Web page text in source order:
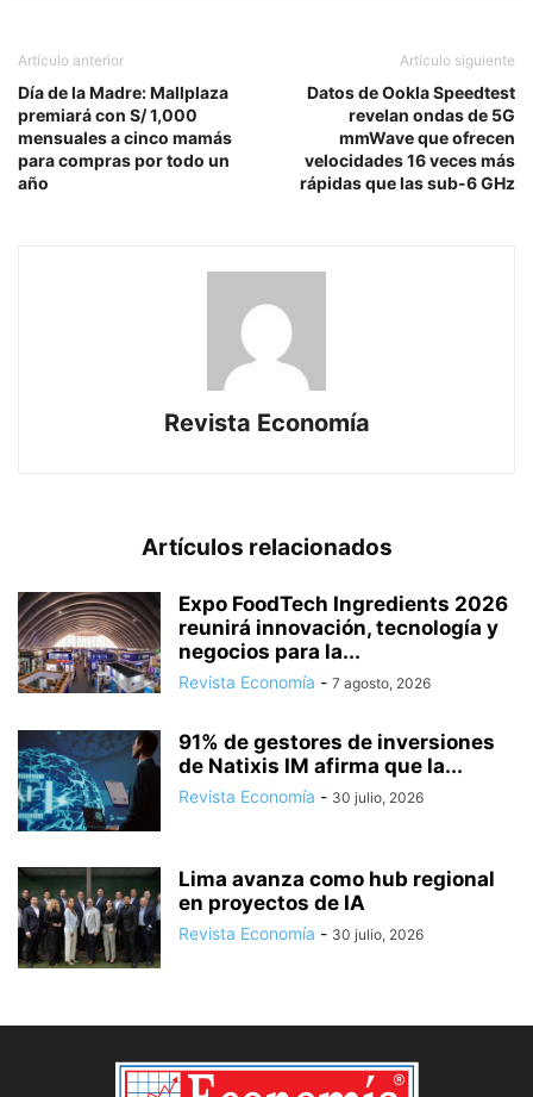
Artículo anterior
Día de la Madre: Mallplaza
premiará con S/ 1,000
mensuales a cinco mamás
para compras por todo un
año
Artículo siguiente
Datos de Ookla Speedtest
revelan ondas de 5G
mmWave que ofrecen
velocidades 16 veces más
rápidas que las sub-6 GHz
Revista Economía
Artículos relacionados
Expo FoodTech Ingredients 2026
reunirá innovación, tecnología y
negocios para la...
Revista Economía - 7 agosto, 2026
91% de gestores de inversiones
de Natixis IM afirma que la...
Revista Economía - 30 julio, 2026
Lima avanza como hub regional
en proyectos de IA
Revista Economía - 30 julio, 2026